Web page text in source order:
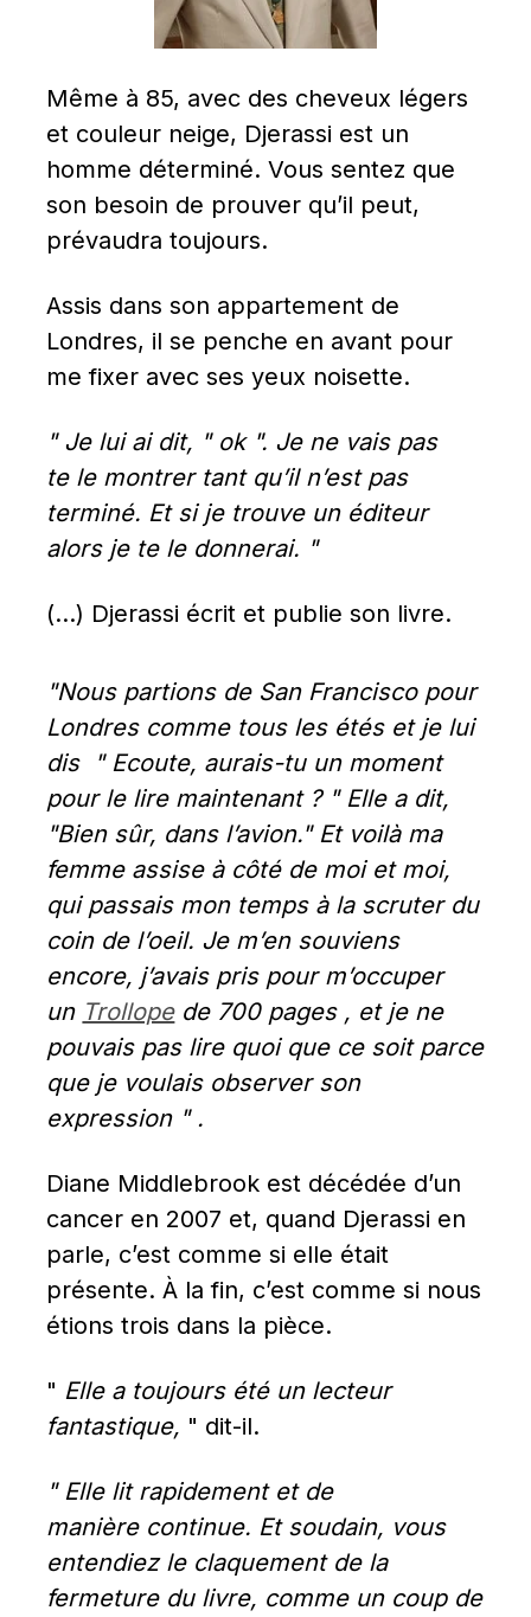
Même à 85, avec des cheveux légers
et couleur neige, Djerassi est un
homme déterminé. Vous sentez que
son besoin de prouver qu’il peut,
prévaudra toujours.
Assis dans son appartement de
Londres, il se penche en avant pour
me fixer avec ses yeux noisette.
" Je lui ai dit, " ok ". Je ne vais pas
te le montrer tant qu’il n’est pas
terminé. Et si je trouve un éditeur
alors je te le donnerai. "
(…) Djerassi écrit et publie son livre.
"Nous partions de San Francisco pour
Londres comme tous les étés et je lui
dis  " Ecoute, aurais-tu un moment
pour le lire maintenant ? " Elle a dit,
"Bien sûr, dans l’avion." Et voilà ma
femme assise à côté de moi et moi,
qui passais mon temps à la scruter du
coin de l’oeil. Je m’en souviens
encore, j’avais pris pour m’occuper
un Trollope de 700 pages , et je ne
pouvais pas lire quoi que ce soit parce
que je voulais observer son
expression " .
Diane Middlebrook est décédée d’un
cancer en 2007 et, quand Djerassi en
parle, c’est comme si elle était
présente. À la fin, c’est comme si nous
étions trois dans la pièce.
" Elle a toujours été un lecteur
fantastique, " dit-il.
" Elle lit rapidement et de
manière continue. Et soudain, vous
entendiez le claquement de la
fermeture du livre, comme un coup de